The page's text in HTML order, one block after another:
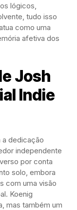
lógicos,
tudo isso
como uma
afetiva dos
Josh
Indie
a dedicação
independente
por conta
solo, embora
com uma visão
Koenig
mas também um